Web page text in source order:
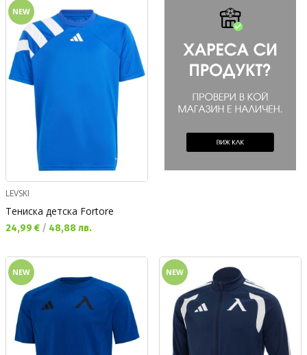
NEW
LEVSKI
Тениска детска Fortore
Текуща цена:
24,99 € / 48,88 лв.
NEW NEW